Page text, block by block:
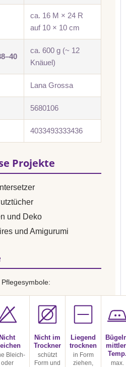
ca. 16 M × 24 R
auf 10 × 10 cm
ca. 600 g (~ 12
Knäuel)
Lana Grossa
5680106
4033493333436
Projekte
und Deko
und Amigurumi
Nicht
Bleich-
oder
Nicht im
Trockner
schützt
Form und
Liegend
trocknen
in Form
ziehen,
max.